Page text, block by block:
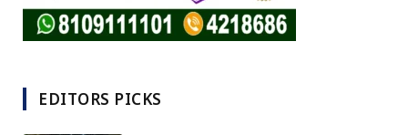
EDITORS PICKS